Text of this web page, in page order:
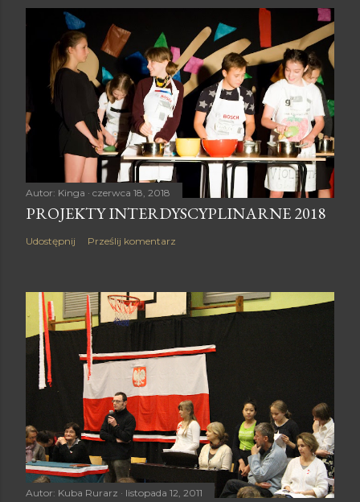
Autor: Kinga czerwca 18, 2018
PROJEKTY INTERDYSCYPLINARNE 2018
Udostępnij Prześlij komentarz
Autor: Kuba Rurarz listopada 12, 2011